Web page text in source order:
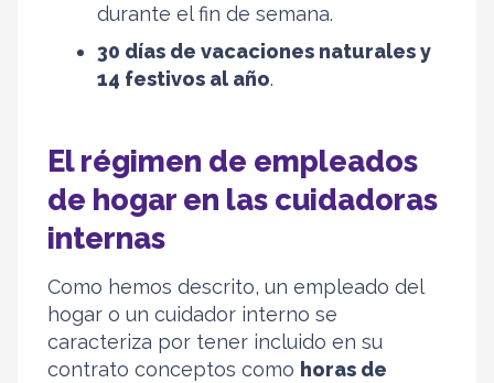
durante el fin de semana.
30 días de vacaciones naturales y
14 festivos al año.
El régimen de empleados
de hogar en las cuidadoras
internas
Como hemos descrito, un empleado del
hogar o un cuidador interno se
caracteriza por tener incluido en su
contrato conceptos como horas de